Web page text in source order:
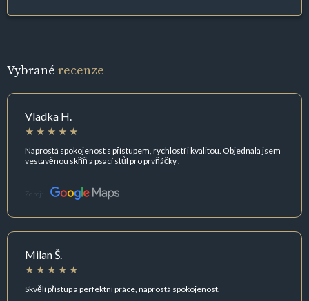
Vybrané recenze
Vladka H.
Naprostá spokojenost s přístupem, rychlostí i kvalitou. Objednala jsem
vestavěnou skříň a psací stůl pro prvňáčky .
Zdroj:
Milan Š.
Skvělí přístup a perfektní práce, naprostá spokojenost.